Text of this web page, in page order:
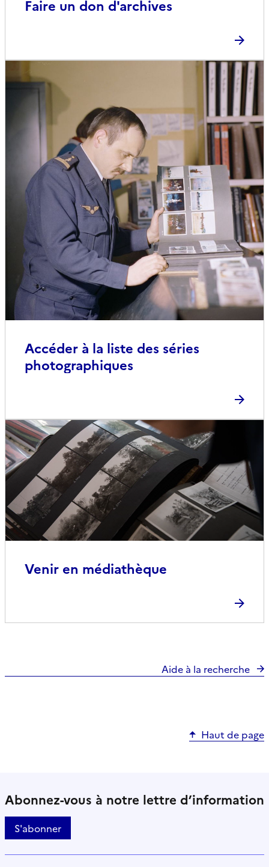
Faire un don d'archives
Accéder à la liste des séries
photographiques
Venir en médiathèque
Aide à la recherche
Haut de page
Abonnez-vous à notre lettre d’information
S'abonner